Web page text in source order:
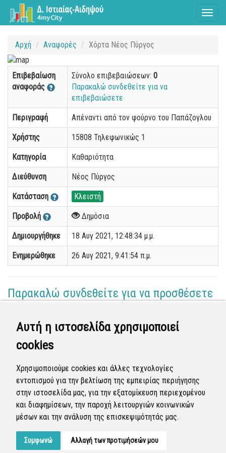
Αυτή η ιστοσελίδα χρησιμοποιεί
cookies
Χρησιμοποιούμε cookies και άλλες τεχνολογίες
εντοπισμού για την βελτίωση της εμπειρίας περιήγησης
στην ιστοσελίδα μας, για την εξατομίκευση περιεχομένου
και διαφημίσεων, την παροχή λειτουργιών κοινωνικών
μέσων και την ανάλυση της επισκεψιμότητάς μας.
Συμφωνώ Αλλαγή των προτιμήσεών μου
Αρχή Αναφορές Χόρτα Νέος Πύργος
Επιβεβαίωση
αναφοράς
Σύνολο επιβεβαιώσεων: 0
Παρακαλώ συνδεθείτε για να
επιβεβαιώσετε
Περιγραφή Απέναντι από τον φούρνο του Παπάζογλου
Χρήστης 15808 Τηλεφωνικώς 1
Κατηγορία Καθαριότητα
Διεύθυνση Νέος Πύργος
Κατάσταση Κλειστή
Προβολή Δημόσια
Δημιουργήθηκε 18 Αυγ 2021, 12:48:34 μ.μ.
Ενημερώθηκε 26 Αυγ 2021, 9:41:54 π.μ.
Παρακαλώ συνδεθείτε για να προσθέσετε
(Επόπτης)
26 Αυγ 2021 - 09:39
Ολοκληρώθηκε η διεκπεραίωση της αναφοράς από
τον Δήμο.